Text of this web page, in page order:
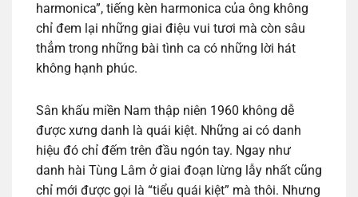
harmonica”, tiếng kèn harmonica của ông không
chỉ đem lại những giai điệu vui tươi mà còn sâu
thẳm trong những bài tình ca có những lời hát
không hạnh phúc.
Sân khấu miền Nam thập niên 1960 không dễ
được xưng danh là quái kiệt. Những ai có danh
hiệu đó chỉ đếm trên đầu ngón tay. Ngay như
danh hài Tùng Lâm ở giai đoạn lừng lẫy nhất cũng
chỉ mới được gọi là “tiểu quái kiệt” mà thôi. Nhưng